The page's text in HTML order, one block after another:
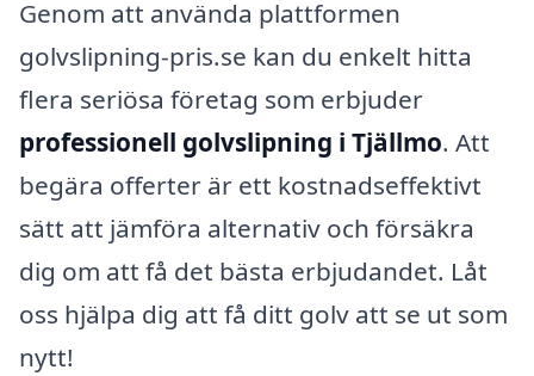
Genom att använda plattformen
golvslipning-pris.se kan du enkelt hitta
flera seriösa företag som erbjuder
professionell golvslipning i Tjällmo. Att
begära offerter är ett kostnadseffektivt
sätt att jämföra alternativ och försäkra
dig om att få det bästa erbjudandet. Låt
oss hjälpa dig att få ditt golv att se ut som
nytt!